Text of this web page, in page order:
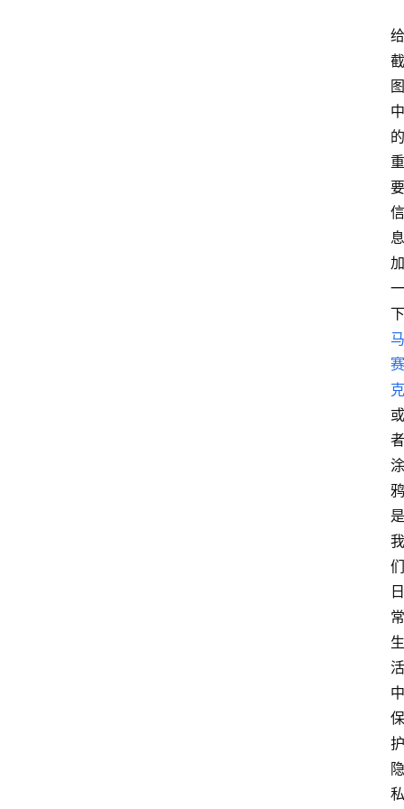
给
截
图
中
的
重
要
信
息
加
一
下
马
赛
克
或
者
涂
鸦
是
我
们
日
常
生
活
中
保
护
隐
私